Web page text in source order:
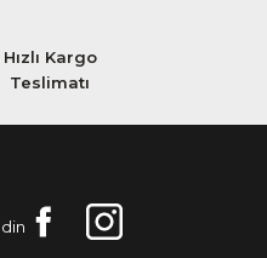
Hızlı Kargo
Teslimatı